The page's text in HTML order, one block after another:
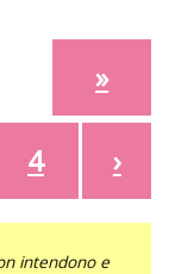
4 ›
»
intendono e